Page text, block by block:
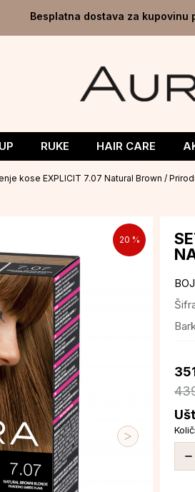
Besplatna dostava za kupovinu
RUKE HAIR CARE
kose EXPLICIT 7.07 Natural Brown /
20 %